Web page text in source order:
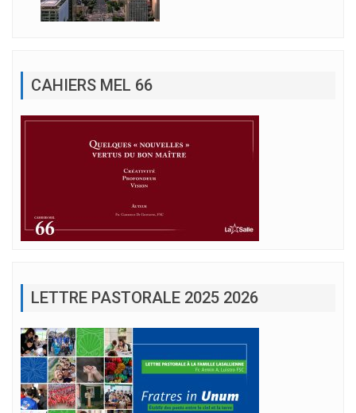
CAHIERS MEL 66
LETTRE PASTORALE 2025 2026